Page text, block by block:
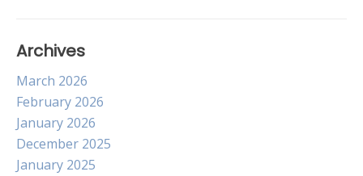
Archives
March 2026
February 2026
January 2026
December 2025
January 2025